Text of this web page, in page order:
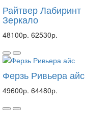
Райтвер Лабиринт
Зеркало
48100р. 62530р.
Ферзь Ривьера айс
49600р. 64480р.